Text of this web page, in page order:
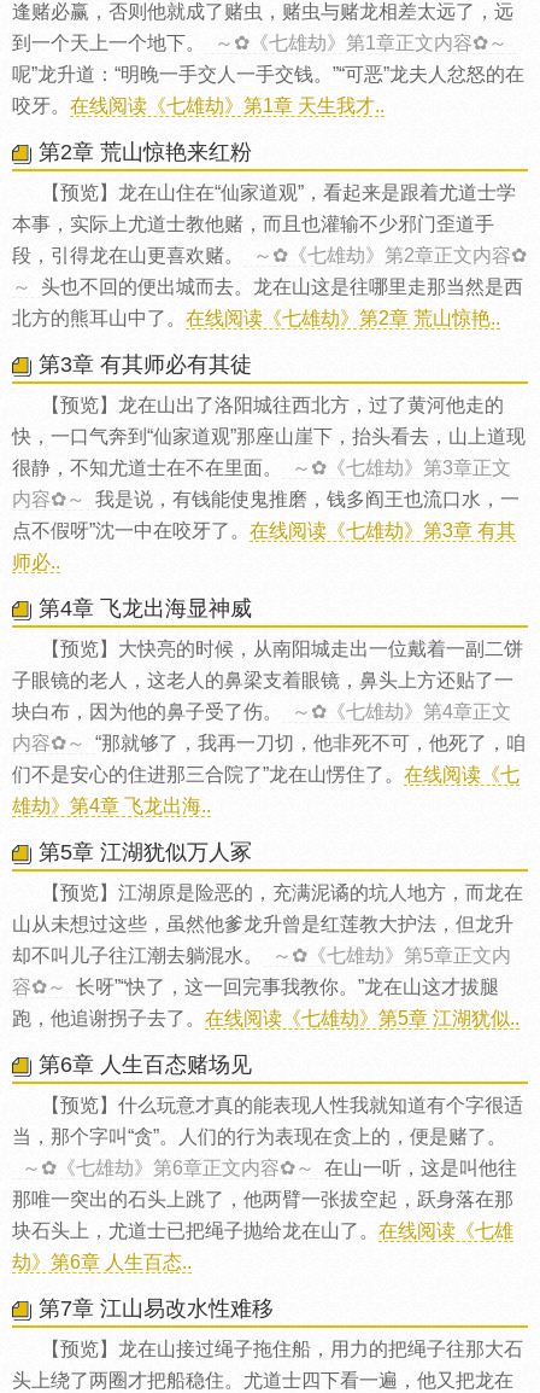
逢赌必赢，否则他就成了赌虫，赌虫与赌龙相差太远了，远
到一个天上一个地下。
～✿《七雄劫》第1章正文内容✿～
呢”龙升道：“明晚一手交人一手交钱。”“可恶”龙夫人忿怒的在
咬牙。 在线阅读《七雄劫》第1章 天生我才..
第2章 荒山惊艳来红粉
【预览】龙在山住在“仙家道观”，看起来是跟着尤道士学
本事，实际上尤道士教他赌，而且也灌输不少邪门歪道手
段，引得龙在山更喜欢赌。
～✿《七雄劫》第2章正文内容✿
～
头也不回的便出城而去。龙在山这是往哪里走那当然是西
北方的熊耳山中了。 在线阅读《七雄劫》第2章 荒山惊艳..
第3章 有其师必有其徒
【预览】龙在山出了洛阳城往西北方，过了黄河他走的
快，一口气奔到“仙家道观”那座山崖下，抬头看去，山上道现
很静，不知尤道士在不在里面。
～✿《七雄劫》第3章正文
内容✿～
我是说，有钱能使鬼推磨，钱多阎王也流口水，一
点不假呀”沈一中在咬牙了。 在线阅读《七雄劫》第3章 有其
师必..
第4章 飞龙出海显神威
【预览】大快亮的时候，从南阳城走出一位戴着一副二饼
子眼镜的老人，这老人的鼻梁支着眼镜，鼻头上方还贴了一
块白布，因为他的鼻子受了伤。
～✿《七雄劫》第4章正文
内容✿～
“那就够了，我再一刀切，他非死不可，他死了，咱
们不是安心的住进那三合院了”龙在山愣住了。 在线阅读《七
雄劫》第4章 飞龙出海..
第5章 江湖犹似万人冢
【预览】江湖原是险恶的，充满泥谲的坑人地方，而龙在
山从未想过这些，虽然他爹龙升曾是红莲教大护法，但龙升
却不叫儿子往江潮去躺混水。
～✿《七雄劫》第5章正文内
容✿～
长呀”“快了，这一回完事我教你。”龙在山这才拔腿
跑，他追谢拐子去了。 在线阅读《七雄劫》第5章 江湖犹似..
第6章 人生百态赌场见
【预览】什么玩意才真的能表现人性我就知道有个字很适
当，那个字叫“贪”。人们的行为表现在贪上的，便是赌了。
～✿《七雄劫》第6章正文内容✿～
在山一听，这是叫他往
那唯一突出的石头上跳了，他两臂一张拔空起，跃身落在那
块石头上，尤道士已把绳子抛给龙在山了。 在线阅读《七雄
劫》第6章 人生百态..
第7章 江山易改水性难移
【预览】龙在山接过绳子拖住船，用力的把绳子往那大石
头上绕了两圈才把船稳住。尤道士四下看一遍，他又把龙在